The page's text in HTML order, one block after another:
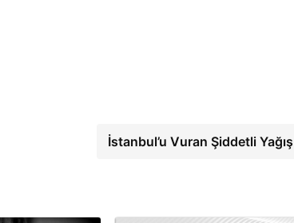
İstanbul’u Vuran Şiddetli